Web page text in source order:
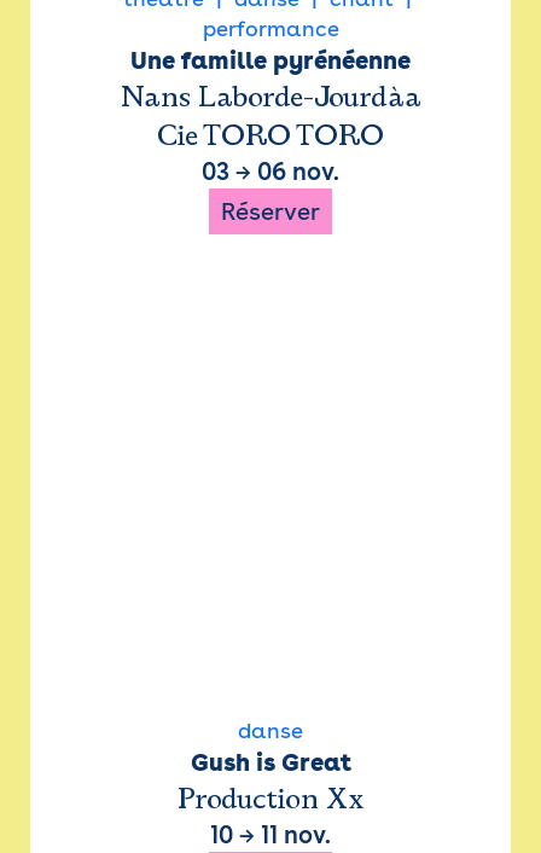
performance
Une famille pyrénéenne
Nans Laborde-Jourdàa
Cie TORO TORO
03 → 06 nov.
Réserver
danse
Gush is Great
Production Xx
10 → 11 nov.